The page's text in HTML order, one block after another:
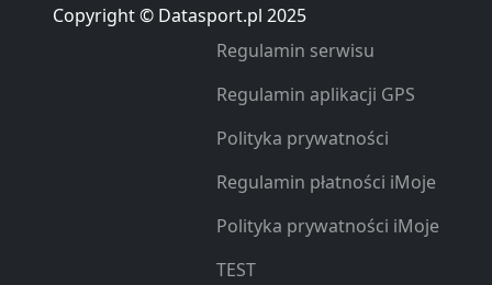
Copyright © Datasport.pl 2025
Regulamin serwisu
Regulamin aplikacji GPS
Polityka prywatności
Regulamin płatności iMoje
Polityka prywatności iMoje
TEST